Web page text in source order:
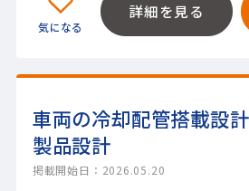
詳細を見る
車両の冷却配管搭載設計
製品設計
掲載開始日：2026.05.20